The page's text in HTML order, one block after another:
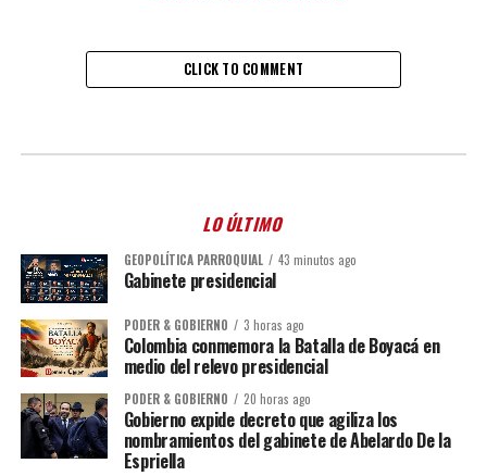
CLICK TO COMMENT
LO ÚLTIMO
GEOPOLÍTICA PARROQUIAL 43 minutos ago
Gabinete presidencial
PODER & GOBIERNO 3 horas ago
Colombia conmemora la Batalla de Boyacá en
medio del relevo presidencial
PODER & GOBIERNO 20 horas ago
Gobierno expide decreto que agiliza los
nombramientos del gabinete de Abelardo De la
Espriella